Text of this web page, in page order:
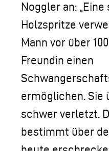
Noggler an:
Holzspritze
Mann vor über
Freundin einen
ermöglichen. Sie
schwer verletzt.
bestimmt über